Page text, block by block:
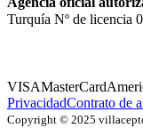
Turquía Nº de licencia
VISAMasterCard
PrivacidadContrato de
Copyright © 2025